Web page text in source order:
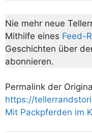
Nie mehr neue
Mithilfe eines Feed-
Geschichten über
abonnieren.
Permalink der
https://
Mit Packpferden im